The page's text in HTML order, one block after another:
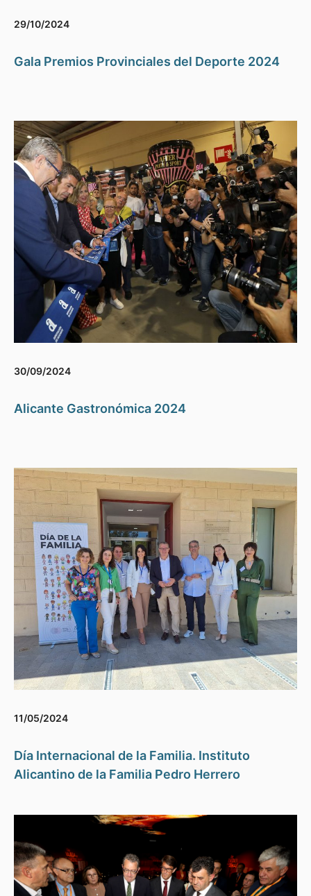
29/10/2024
Gala Premios Provinciales del Deporte 2024
30/09/2024
Alicante Gastronómica 2024
11/05/2024
Día Internacional de la Familia. Instituto
Alicantino de la Familia Pedro Herrero